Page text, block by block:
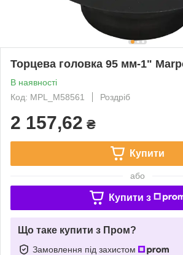
Торцева головка 95 мм-1"
В наявності
Код: MPL_M58561
Роздріб
2 157,62 ₴
Купити
або
Купити з
Що таке купити з Пром?
Замовлення під захистом